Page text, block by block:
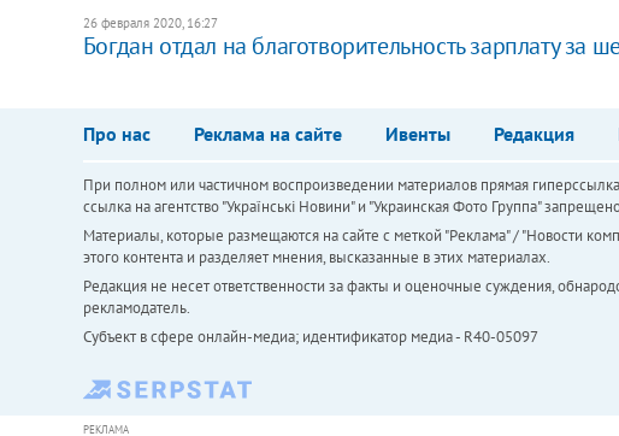
26 февраля 2020, 16:27
Богдан отдал на благотворительность зарплату за
Про нас Реклама на сайте Ивенты Редакция
При полном или частичном воспроизведении материалов прямая
ссылка на агентство "Українськi Новини" и "Украинская Фото Группа"
Материалы, которые размещаются на сайте с меткой "Реклама" / "Новости
этого контента и разделяет мнения, высказанные в этих материалах.
Редакция не несет ответственности за факты и оценочные суждения,
рекламодатель.
Субъект в сфере онлайн-медиа; идентификатор медиа - R40-05097
РЕКЛАМА